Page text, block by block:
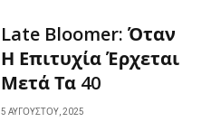
Late Bloomer: Όταν
Η Επιτυχία Έρχεται
Μετά Τα 40
5 ΑΥΓΟΎΣΤΟΥ, 2025